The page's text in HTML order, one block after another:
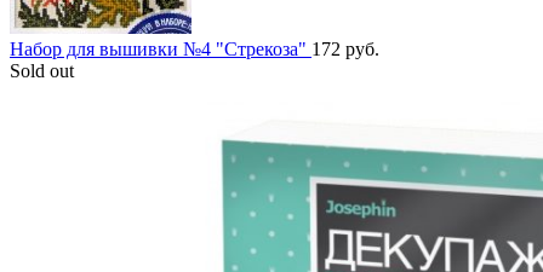
Набор для вышивки №4 "Стрекоза" 172 руб.
Sold out